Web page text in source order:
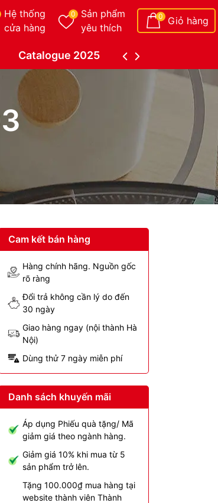
Hệ thống
cửa hàng
0
Sản phẩm
yêu thích
0 Giỏ hàng
Catalogue 2025 Catalogue Duy Tân
Cam kết bán hàng
Hàng chính hãng. Nguồn gốc
rõ ràng
Đổi trả không cần lý do đến
30 ngày
Giao hàng ngay (nội thành Hà
Nội)
Dùng thử 7 ngày miễn phí
Danh sách khuyến mãi
Áp dụng Phiếu quà tặng/ Mã
giảm giá theo ngành hàng.
Giảm giá 10% khi mua từ 5
sản phẩm trở lên.
Tặng 100.000₫ mua hàng tại
website thành viên Thành